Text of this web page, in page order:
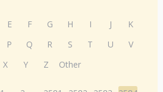
E F G H I J
K
P Q R S T U
V
X Y Z Other